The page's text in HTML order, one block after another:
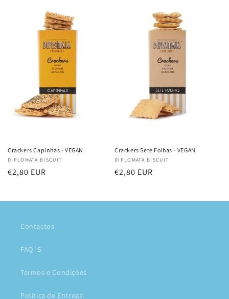
Crackers Capinhas - VEGAN
Fornecedor:
DIPLOMATA BISCUIT
Preço
€2,80 EUR
Crackers Sete Folhas - VEGAN
Fornecedor:
DIPLOMATA BISCUIT
Preço
€2,80 EUR
Contactos
FAQ´S
Termos e Condições
Política de Entrega